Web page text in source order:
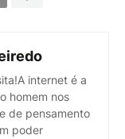
internet é a
homem nos
de pensamento
poder